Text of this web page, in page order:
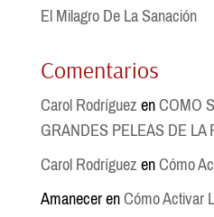
El Milagro De La Sanación
Comentarios
Carol RodríguezenCOMO
GRANDES PELEAS DE LA
Carol RodríguezenCómo
AmanecerenCómo Activar